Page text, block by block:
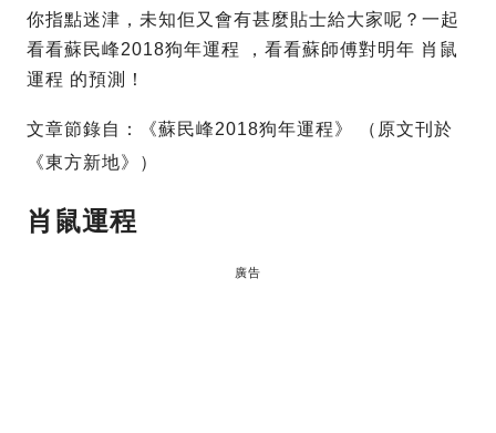
你指點迷津，未知佢又會有甚麼貼士給大家呢？一起
看看蘇民峰2018狗年運程 ，看看蘇師傅對明年 肖鼠
運程 的預測！
文章節錄自：《蘇民峰2018狗年運程》 （原文刊於
《東方新地》）
肖鼠運程
廣告